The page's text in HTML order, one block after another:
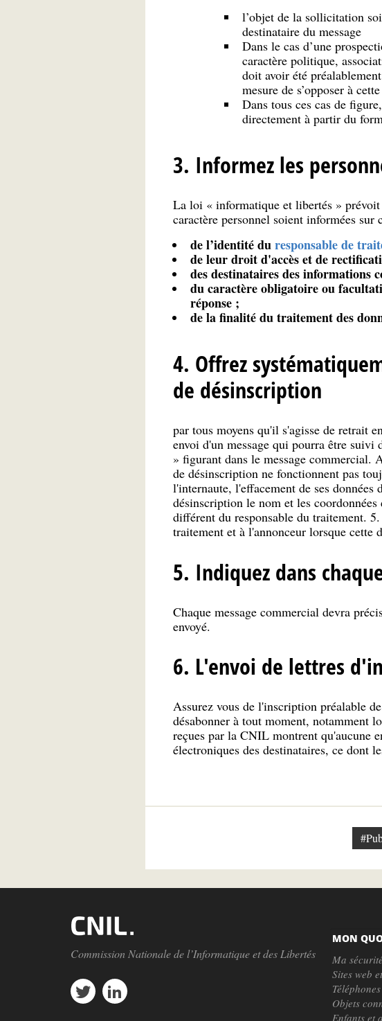
l’objet de la sollicitation
destinataire du message
Dans le cas d’une
caractère politique,
doit avoir été
mesure de s’opposer à
Dans tous ces cas de
directement à partir du
3. Informez les
La loi « informatique et libertés » prévoit
caractère personnel soient informées
de l’identité duresponsable de
de leur droit d'accès et de
des destinataires des informations
du caractère obligatoire ou
réponse ;
de la finalité du traitement des
4. Offrez
de désinscription
par tous moyens qu'il s'agisse de retrait
envoi d'un message qui pourra être suivi
» figurant dans le message
de désinscription ne fonctionnent pas
l'internaute, l'effacement de ses
désinscription le nom et les
différent du responsable du traitement.
traitement et à l'annonceur lorsque cette
5. Indiquez dans
Chaque message commercial devra
envoyé.
6. L'envoi de lettres
Assurez vous de l'inscription préalable
désabonner à tout moment, notamment
reçues par la CNIL montrent qu'aucune
électroniques des destinataires, ce dont
Commission Nationale de l’Informatique et des Libertés
MON
Ma
Sites web
Objets
Enfants et